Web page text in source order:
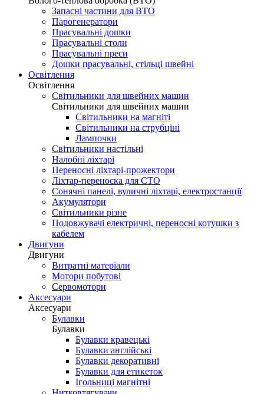
Запасні частини для ВТО
Парогенератори
Прасувальні дошки
Прасувальні столи
Прасувальні преси
Дошки прасувальні, стільці швейні
Освітлення
Освітлення
Світильники для швейних машин
Світильники для швейних машин
Світильники на магніті
Світильники на струбціні
Лампочки
Світильники настільні
Налобні ліхтарі
Переносні ліхтарі-прожектори
Ліхтар-переноска для СТО
Сонячні панелі, вуличні ліхтарі, електростанції
Акумулятори
Світильники різне
Подовжувачі електричні, переносні котушки з
кабелем
Двигуни
Двигуни
Витратні матеріали
Мотори побутові
Сервомотори
Аксесуари
Аксесуари
Булавки
Булавки
Булавки кравецькі
Булавки англійські
Булавки декоративні
Булавки для етикеток
Ігольниці магнітні